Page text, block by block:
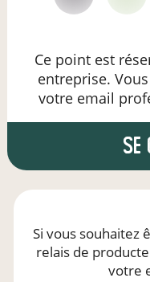
Ce point est
entreprise.
votre email
se
Si vous souhaitez
relais de
votre